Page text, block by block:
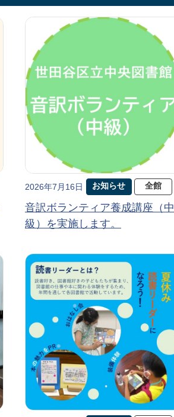
2026年7月16日 お知らせ 全館
音訳ボランティア養成講座（中
級）を実施します。